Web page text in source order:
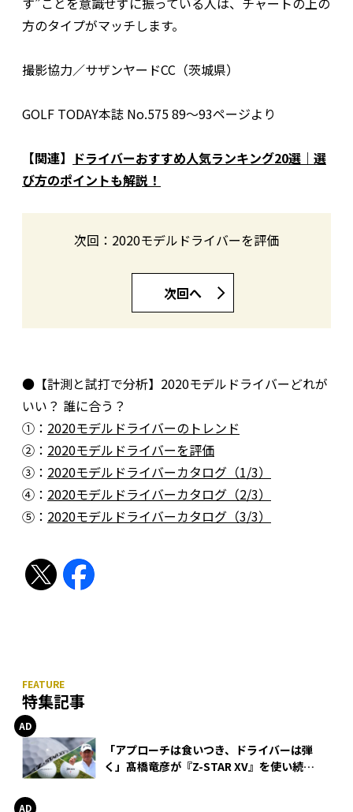
方のタイプがマッチします。
撮影協力／サザンヤードCC（茨城県）
GOLF TODAY本誌 No.575 89〜93ページより
【関連】 ドライバーおすすめ人気ランキング20選｜選
び方のポイントも解説！
次回：2020モデルドライバーを評価
次回へ
●【計測と試打で分析】2020モデルドライバーどれが
いい？ 誰に合う？
①： 2020モデルドライバーのトレンド
②： 2020モデルドライバーを評価
③： 2020モデルドライバーカタログ（1/3）
④： 2020モデルドライバーカタログ（2/3）
⑤： 2020モデルドライバーカタログ（3/3）
特集記事
「アプローチは食いつき、ドライバーは弾
く」髙橋竜彦が『Z-STAR XV』を使い続け